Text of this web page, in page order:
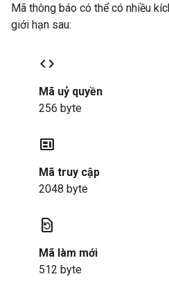
Mã thông báo có thể có nhiều
giới hạn sau:
code
Mã uỷ quyền
256 byte
contextual_token
Mã truy cập
2048 byte
restore_page
Mã làm mới
512 byte